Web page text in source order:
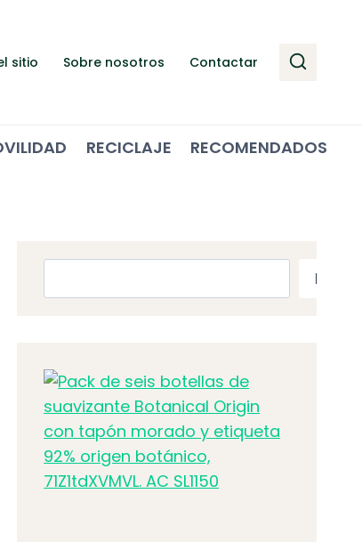
sitio Sobre nosotros Contactar
RECICLAJE RECOMENDADOS